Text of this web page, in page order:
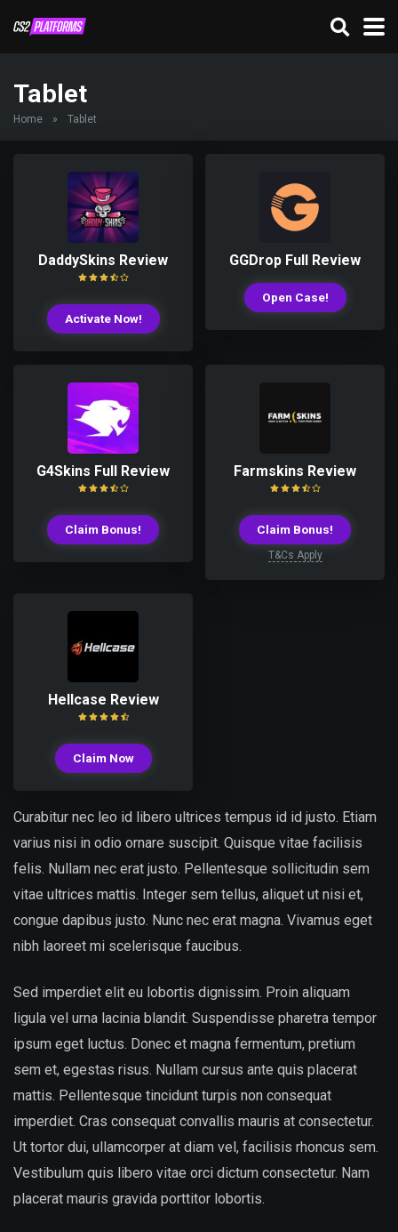
Tablet
Home » Tablet
DaddySkins Review
Activate Now!
GGDrop Full Review
Open Case!
G4Skins Full Review
Claim Bonus!
Farmskins Review
Claim Bonus!
T&Cs Apply
Hellcase Review
Claim Now
Curabitur nec leo id libero ultrices tempus id id justo. Etiam
varius nisi in odio ornare suscipit. Quisque vitae facilisis
felis. Nullam nec erat justo. Pellentesque sollicitudin sem
vitae ultrices mattis. Integer sem tellus, aliquet ut nisi et,
congue dapibus justo. Nunc nec erat magna. Vivamus eget
nibh laoreet mi scelerisque faucibus.
Sed imperdiet elit eu lobortis dignissim. Proin aliquam
ligula vel urna lacinia blandit. Suspendisse pharetra tempor
ipsum eget luctus. Donec et magna fermentum, pretium
sem et, egestas risus. Nullam cursus ante quis placerat
mattis. Pellentesque tincidunt turpis non consequat
imperdiet. Cras consequat convallis mauris at consectetur.
Ut tortor dui, ullamcorper at diam vel, facilisis rhoncus sem.
Vestibulum quis libero vitae orci dictum consectetur. Nam
placerat mauris gravida porttitor lobortis.